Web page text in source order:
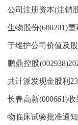
公司注册资本(注销
生物股份(600201)
于维护公司价值及股
鹏鼎控股
共计派发现金股利
长春高新(000661)
物临床试验批准通知